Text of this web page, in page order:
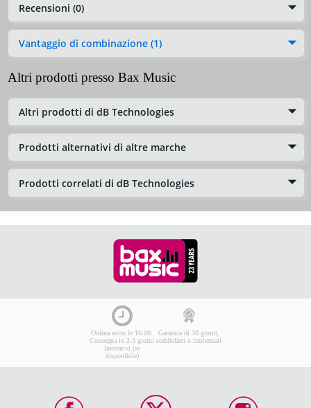
Recensioni (0)
Vantaggio di combinazione (1)
Altri prodotti presso Bax Music
Altri prodotti di dB Technologies
Prodotti alternativi di altre marche
Prodotti correlati di dB Technologies
Ordina entro le 16:00:
Consegna in 2-3 giorni
lavorativi (se
disponibile)
Garanzia di 30 giorni,
soddisfatti o rimborsati